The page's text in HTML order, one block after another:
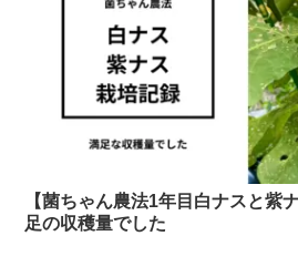
【菌ちゃん農法1年目白ナスと紫
足の収穫量でした